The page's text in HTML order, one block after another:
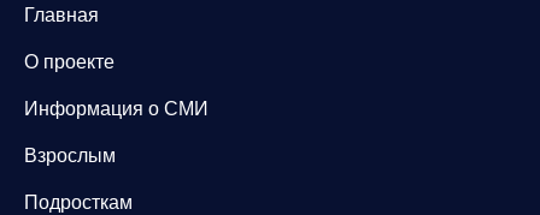
Главная
О проекте
Информация о СМИ
Взрослым
Подросткам